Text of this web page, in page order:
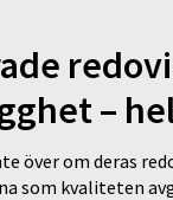
–
över om deras
som kvaliteten